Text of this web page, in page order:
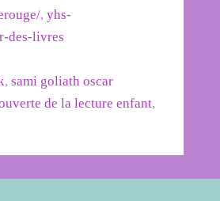
,yhs-
des-livres
,sami goliath oscar
de la lecture enfant,